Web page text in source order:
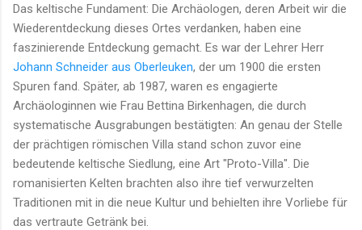
Das keltische Fundament: Die Archäologen, deren Arbeit wir die
Wiederentdeckung dieses Ortes verdanken, haben eine
faszinierende Entdeckung gemacht. Es war der Lehrer Herr
Johann Schneider aus Oberleuken, der um 1900 die ersten
Spuren fand. Später, ab 1987, waren es engagierte
Archäologinnen wie Frau Bettina Birkenhagen, die durch
systematische Ausgrabungen bestätigten: An genau der Stelle
der prächtigen römischen Villa stand schon zuvor eine
bedeutende keltische Siedlung, eine Art "Proto-Villa". Die
romanisierten Kelten brachten also ihre tief verwurzelten
Traditionen mit in die neue Kultur und behielten ihre Vorliebe für
das vertraute Getränk bei.